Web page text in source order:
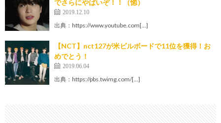
でさらにやばいぞ！！（惚）
2019.12.10
出典：https://www.youtube.com[…]
【NCT】nct127が米ビルボードで11位を獲得！お
めでとう！
2019.06.04
出典：https://pbs.twimg.com/[…]